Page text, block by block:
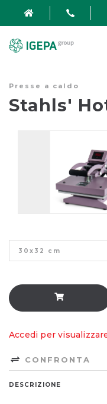
Presse a caldo
Stahls'
30x32 cm
Accedi per
CONFRONTA
DESCRIZIONE